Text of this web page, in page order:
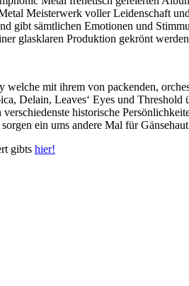
Meisterwerk voller Leidenschaft
gibt sämtlichen Emotionen und
glasklaren Produktion gekrönt
welche mit ihrem von packenden,
Delain, Leaves‘ Eyes und
historische
ein ums andere Mal für
gibts hier!